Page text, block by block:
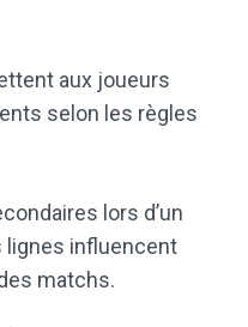
aux joueurs
selon les règles
lors d’un
lignes influencent
matchs.